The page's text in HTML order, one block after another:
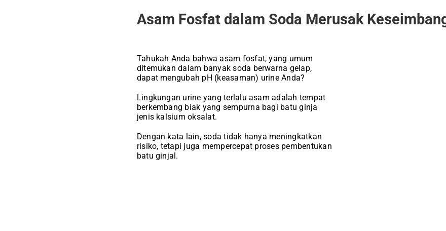
Asam Fosfat dalam Soda Merusak
Tahukah Anda bahwa asam fosfat, yang umum
ditemukan dalam banyak soda berwarna gelap,
dapat mengubah pH (keasaman) urine Anda?
Lingkungan urine yang terlalu asam adalah tempat
berkembang biak yang sempurna bagi batu ginja
jenis kalsium oksalat.
Dengan kata lain, soda tidak hanya meningkatkan
risiko, tetapi juga mempercepat proses pembentukan
batu ginjal.